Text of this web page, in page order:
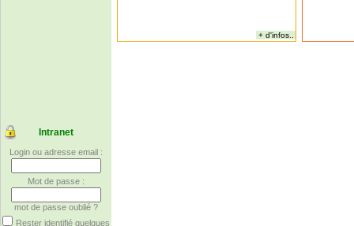
Intranet
Login ou adresse email :
Mot de passe :
mot de passe oublié ?
Rester identifié quelques
+ d'infos..